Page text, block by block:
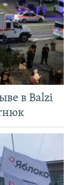
в Balzi